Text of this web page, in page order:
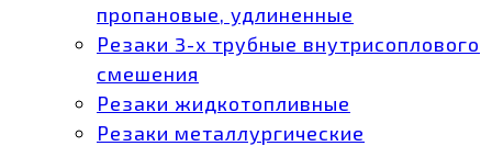
пропановые, удлиненные
Резаки 3-х трубные внутрисоплового
смешения
Резаки жидкотопливные
Резаки металлургические